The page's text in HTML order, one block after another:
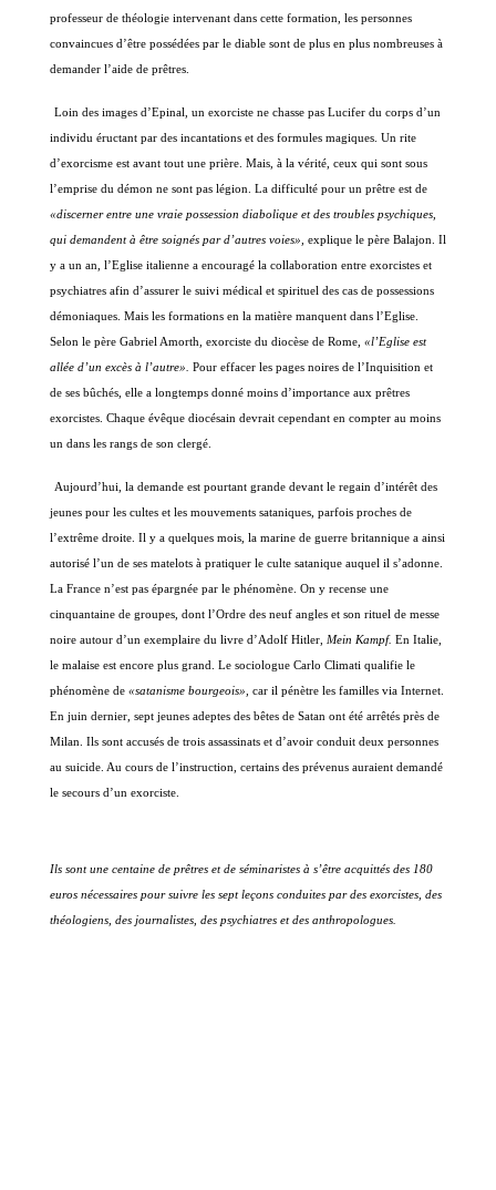
professeur de théologie intervenant dans cette formation, les personnes
convaincues d’être possédées par le diable sont de plus en plus nombreuses à
demander l’aide de prêtres.
Loin des images d’Epinal, un exorciste ne chasse pas Lucifer du corps d’un
individu éructant par des incantations et des formules magiques. Un rite
d’exorcisme est avant tout une prière. Mais, à la vérité, ceux qui sont sous
l’emprise du démon ne sont pas légion. La difficulté pour un prêtre est de
«discerner entre une vraie possession diabolique et des troubles psychiques,
qui demandent à être soignés par d’autres voies», explique le père Balajon. Il
y a un an, l’Eglise italienne a encouragé la collaboration entre exorcistes et
psychiatres afin d’assurer le suivi médical et spirituel des cas de possessions
démoniaques. Mais les formations en la matière manquent dans l’Eglise.
Selon le père Gabriel Amorth, exorciste du diocèse de Rome, «l’Eglise est
allée d’un excès à l’autre». Pour effacer les pages noires de l’Inquisition et
de ses bûchés, elle a longtemps donné moins d’importance aux prêtres
exorcistes. Chaque évêque diocésain devrait cependant en compter au moins
un dans les rangs de son clergé.
Aujourd’hui, la demande est pourtant grande devant le regain d’intérêt des
jeunes pour les cultes et les mouvements sataniques, parfois proches de
l’extrême droite. Il y a quelques mois, la marine de guerre britannique a ainsi
autorisé l’un de ses matelots à pratiquer le culte satanique auquel il s’adonne.
La France n’est pas épargnée par le phénomène. On y recense une
cinquantaine de groupes, dont l’Ordre des neuf angles et son rituel de messe
noire autour d’un exemplaire du livre d’Adolf Hitler, Mein Kampf. En Italie,
le malaise est encore plus grand. Le sociologue Carlo Climati qualifie le
phénomène de «satanisme bourgeois», car il pénètre les familles via Internet.
En juin dernier, sept jeunes adeptes des bêtes de Satan ont été arrêtés près de
Milan. Ils sont accusés de trois assassinats et d’avoir conduit deux personnes
au suicide. Au cours de l’instruction, certains des prévenus auraient demandé
le secours d’un exorciste.
Ils sont une centaine de prêtres et de séminaristes à s’être acquittés des 180
euros nécessaires pour suivre les sept leçons conduites par des exorcistes, des
théologiens, des journalistes, des psychiatres et des anthropologues.